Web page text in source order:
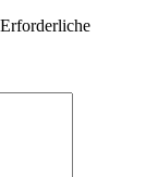
Erforderliche